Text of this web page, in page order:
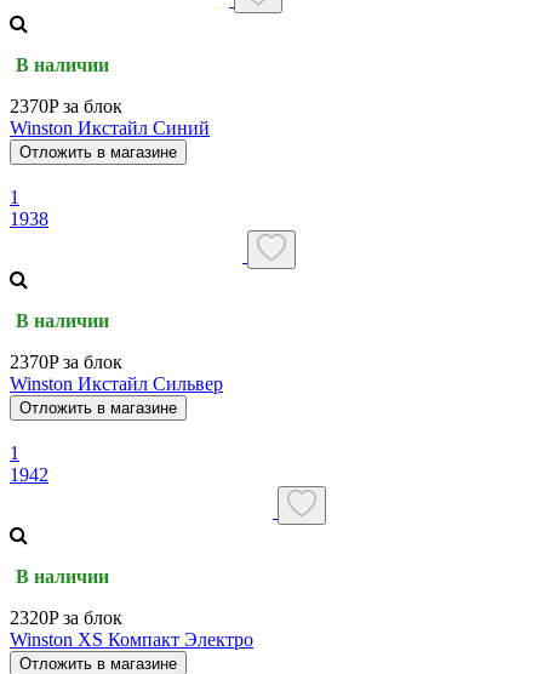
В наличии
2370P за блок
Winston Икстайл Синий
Отложить в магазине
1
1938
В наличии
2370P за блок
Winston Икстайл Сильвер
Отложить в магазине
1
1942
В наличии
2320P за блок
Winston XS Компакт Электро
Отложить в магазине